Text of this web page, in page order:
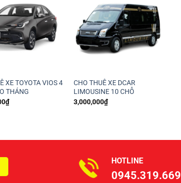
XE TOYOTA VIOS 4
THÁNG
₫
CHO THUÊ XE DCAR
LIMOUSINE 10 CHỖ
3,000,000₫
HOTLINE
0945.319.669